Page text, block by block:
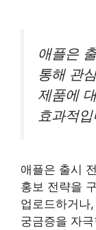
애플은
통해 관
제품에
효과적입
애플은 출시
홍보 전략을
업로드하거나
궁금증을 자